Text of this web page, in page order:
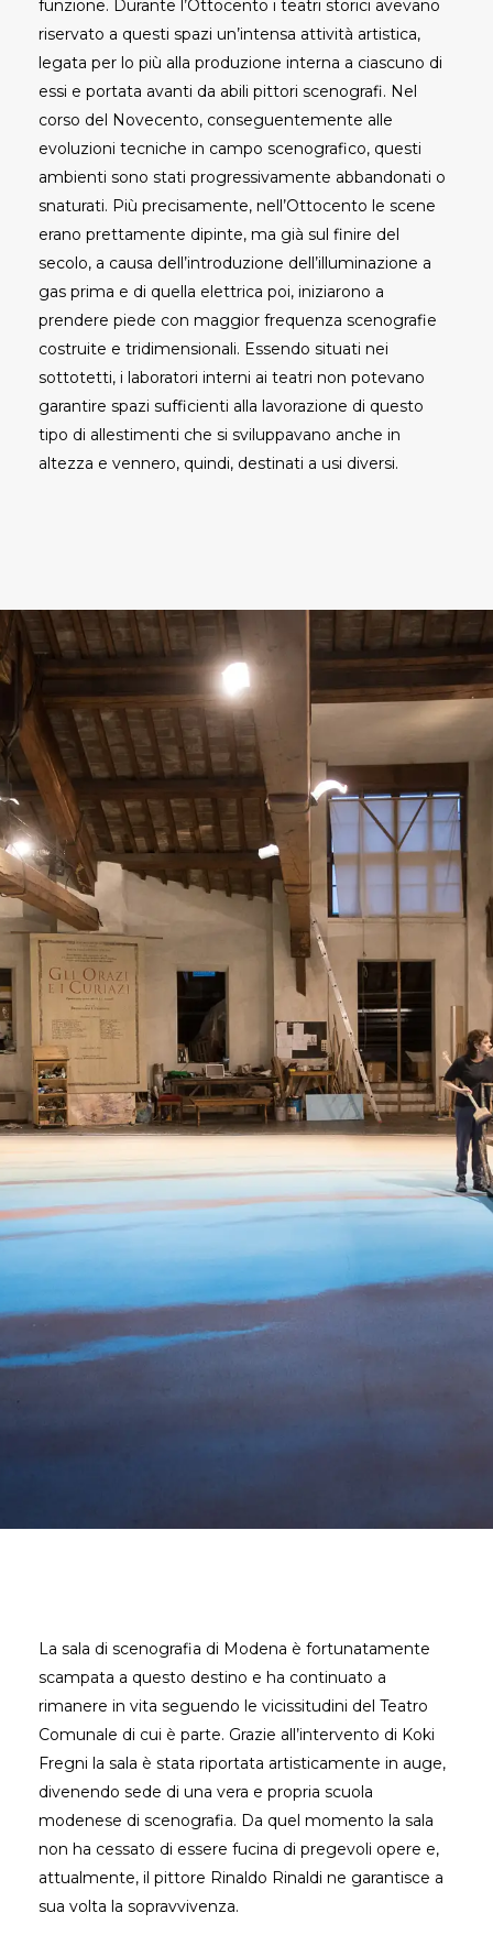
funzione. Durante l’Ottocento i teatri storici avevano
riservato a questi spazi un’intensa attività artistica,
legata per lo più alla produzione interna a ciascuno di
essi e portata avanti da abili pittori scenografi. Nel
corso del Novecento, conseguentemente alle
evoluzioni tecniche in campo scenografico, questi
ambienti sono stati progressivamente abbandonati o
snaturati. Più precisamente, nell’Ottocento le scene
erano prettamente dipinte, ma già sul finire del
secolo, a causa dell’introduzione dell’illuminazione a
gas prima e di quella elettrica poi, iniziarono a
prendere piede con maggior frequenza scenografie
costruite e tridimensionali. Essendo situati nei
sottotetti, i laboratori interni ai teatri non potevano
garantire spazi sufficienti alla lavorazione di questo
tipo di allestimenti che si sviluppavano anche in
altezza e vennero, quindi, destinati a usi diversi.
La sala di scenografia di Modena è fortunatamente
scampata a questo destino e ha continuato a
rimanere in vita seguendo le vicissitudini del Teatro
Comunale di cui è parte. Grazie all’intervento di Koki
Fregni la sala è stata riportata artisticamente in auge,
divenendo sede di una vera e propria scuola
modenese di scenografia. Da quel momento la sala
non ha cessato di essere fucina di pregevoli opere e,
attualmente, il pittore Rinaldo Rinaldi ne garantisce a
sua volta la sopravvivenza.